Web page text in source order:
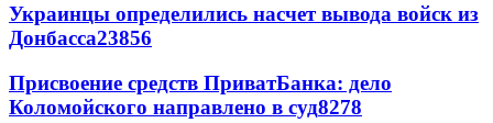
Украинцы определились насчет вывода войск из
Донбасса23856
Присвоение средств ПриватБанка: дело
Коломойского направлено в суд8278